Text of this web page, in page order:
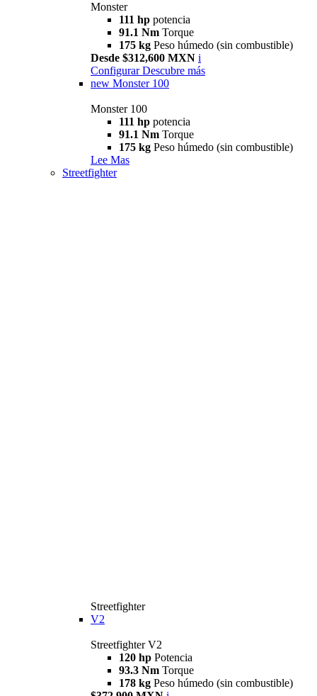
Monster
111 hp potencia
91.1 Nm Torque
175 kg Peso húmedo (sin combustible)
Desde $312,600 MXN i
Configurar Descubre más
new Monster 100
Monster 100
111 hp potencia
91.1 Nm Torque
175 kg Peso húmedo (sin combustible)
Lee Mas
Streetfighter
Streetfighter
V2
Streetfighter V2
120 hp Potencia
93.3 Nm Torque
178 kg Peso húmedo (sin combustible)